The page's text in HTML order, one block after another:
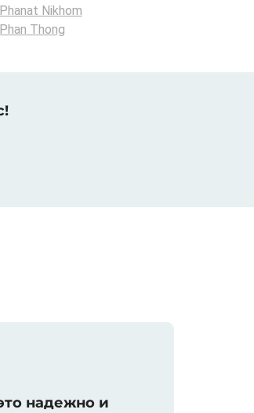
Phanat Nikhom
Phan Thong
надежно и